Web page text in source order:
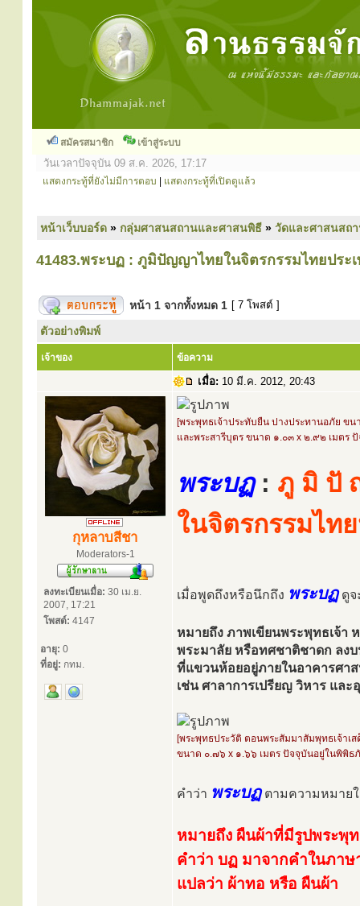
สมัครสมาชิก เข้าสู่ระบบ
วันเวลาปัจจุบัน 09 ส.ค. 2026, 17:17
แสดงกระทู้ที่ยังไม่มีการตอบ แสดงกระทู้ที่เปิดดูแล้ว
หน้าเว็บบอร์ด » กลุ่มศาสนสถานและศาสนพิธี » วัดและศาสนสถ
41483.พระบฏ : ภูมิปัญญาไทยในจิตรกรรมไทยประ
หน้า 1 จากทั้งหมด 1 [ 7 โพสต์ ]
ตัวอย่างพิมพ์
เจ้าของ ข้อความ
เมื่อ: 10 มี.ค. 2012, 20:43
กุหลาบสีชา
Moderators-1
ลงทะเบียนเมื่อ: 30 เม.ย.
2007, 17:21
โพสต์: 4147
อายุ: 0
ที่อยู่: กทม.
[พระพุทธเจ้าประทับยืน ปางประทานอภัย ข
และพระสารีบุตร ขนาด ๑.๐๓ x ๒.๙๒ เมต
พระบฏ : ภู มิ ปั
ในจิตรกรรมไท
เมื่อพูดถึงหรือนึกถึง พระบฏดูจ
หมายถึง ภาพเขียนพระพุทธเจ้า
พระมาลัย หรือทศชาติชาดก ลง
ที่แขวนห้อยอยู่ภายในอาคารศา
เช่น ศาลาการเปรียญ วิหาร แล
[พระพุทธประวัติ ตอนพระสัมมาสัมพุทธเจ้า
ขนาด ๐.๗๖ x ๑.๖๖ เมตร ปัจจุบันอยู่ในพิพิ
คำว่า พระบฏตามความหมาย
หมายถึง ผืนผ้าที่มีรูปพระพุ
คำว่า บฏ มาจากคำในภา
แปลว่า ผ้าทอ หรือ ผืนผ้า